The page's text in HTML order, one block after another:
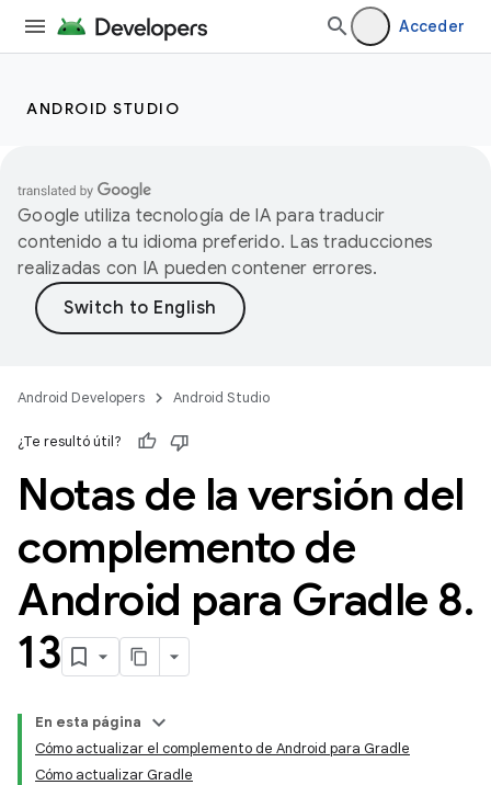
Acceder
ANDROID STUDIO
Google utiliza tecnología de IA para traducir
contenido a tu idioma preferido. Las traducciones
realizadas con IA pueden contener errores.
Android Developers Android Studio
¿Te resultó útil?
Notas de la versión del
complemento de
Android para Gradle 8.
13
En esta página
Cómo actualizar el complemento de Android para Gradle
Cómo actualizar Gradle